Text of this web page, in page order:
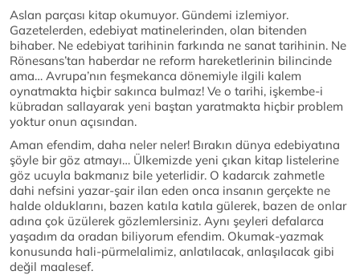
Aslan parçası kitap okumuyor. Gündemi izlemiyor.
Gazetelerden, edebiyat matinelerinden, olan bitenden
bihaber. Ne edebiyat tarihinin farkında ne sanat tarihinin. Ne
Rönesans’tan haberdar ne reform hareketlerinin bilincinde
ama… Avrupa’nın feşmekanca dönemiyle ilgili kalem
oynatmakta hiçbir sakınca bulmaz! Ve o tarihi, işkembe-i
kübradan sallayarak yeni baştan yaratmakta hiçbir problem
yoktur onun açısından.
Aman efendim, daha neler neler! Bırakın dünya edebiyatına
şöyle bir göz atmayı… Ülkemizde yeni çıkan kitap listelerine
göz ucuyla bakmanız bile yeterlidir. O kadarcık zahmetle
dahi nefsini yazar-şair ilan eden onca insanın gerçekte ne
halde olduklarını, bazen katıla katıla gülerek, bazen de onlar
adına çok üzülerek gözlemlersiniz. Aynı şeyleri defalarca
yaşadım da oradan biliyorum efendim. Okumak-yazmak
konusunda hali-pürmelalimiz, anlatılacak, anlaşılacak gibi
değil maalesef.